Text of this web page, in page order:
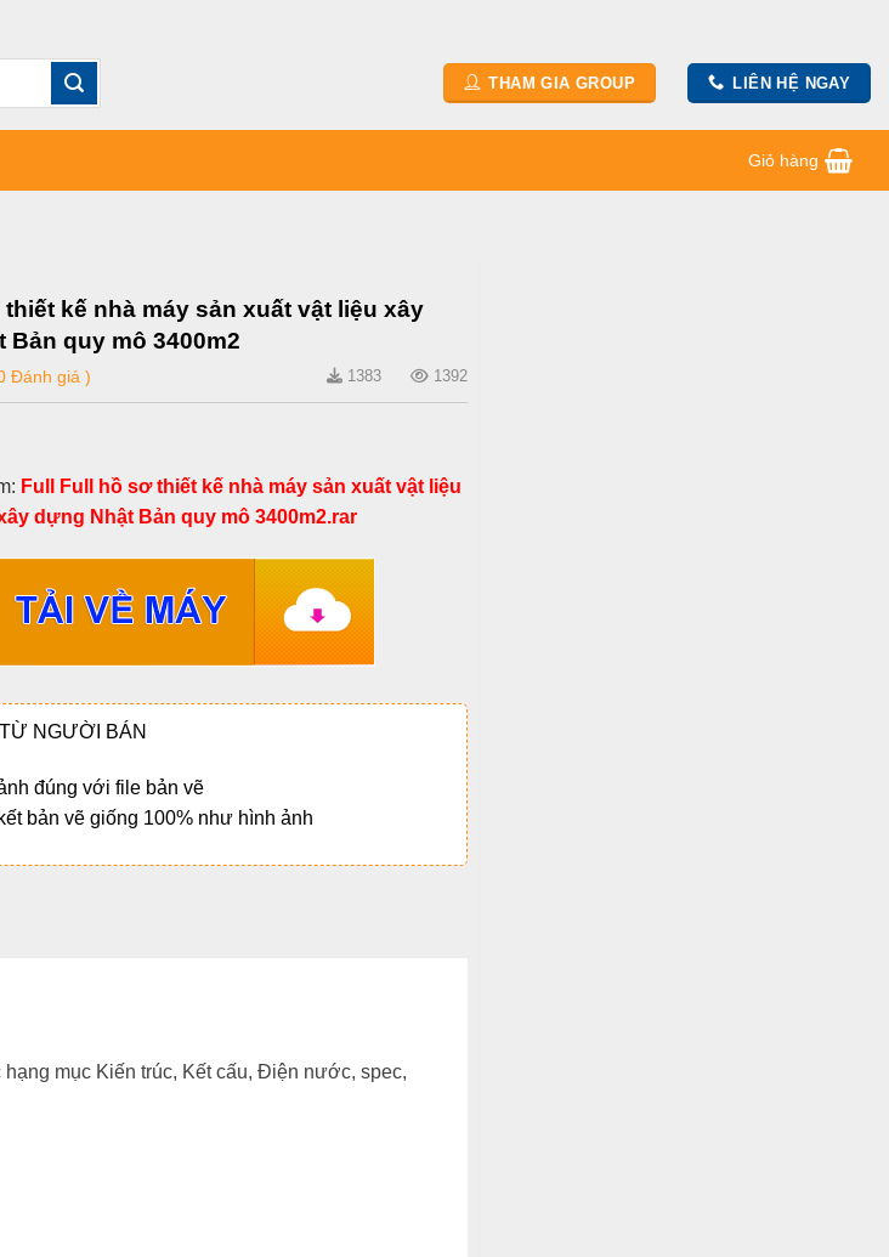
THAM GIA GROUP LIÊN HỆ NGAY
Giỏ hàng
kế nhà máy sản xuất vật liệu xây
Bản quy mô 3400m2
Đánh giá ) 1383 1392
Full Full hồ sơ thiết kế nhà máy sản xuất vật liệu
dựng Nhật Bản quy mô 3400m2.rar
NGƯỜI BÁN
đúng với file bản vẽ
bản vẽ giống 100% như hình ảnh
mục Kiến trúc, Kết cấu, Điện nước, spec,